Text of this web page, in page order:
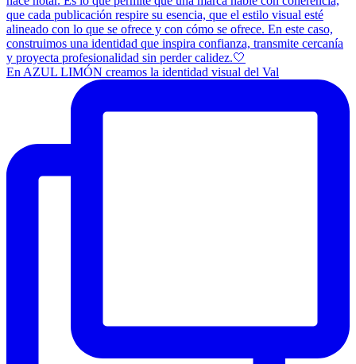
En AZUL LIMÓN creamos la identidad visual del Val